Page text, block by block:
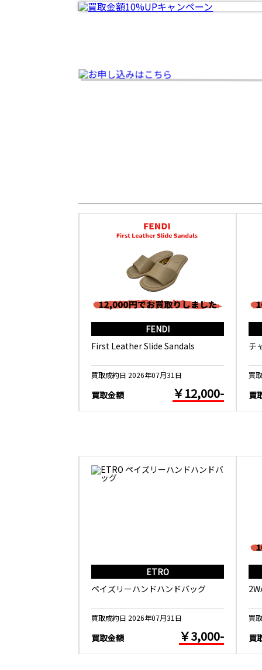
FENDI
First Leather Slide Sandals
買取成約日 2026年07月31日
買取金額 ￥12,000-
チ
買
買
ETRO
ペイズリーハンドハンドバッグ
買取成約日 2026年07月31日
買取金額 ￥3,000-
買
買